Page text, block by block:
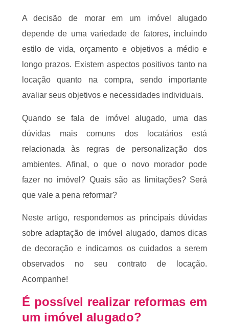
A decisão de morar em um imóvel alugado
depende de uma variedade de fatores, incluindo
estilo de vida, orçamento e objetivos a médio e
longo prazos. Existem aspectos positivos tanto na
locação quanto na compra, sendo importante
avaliar seus objetivos e necessidades individuais.
Quando se fala de imóvel alugado, uma das
dúvidas mais comuns dos locatários está
relacionada às regras de personalização dos
ambientes. Afinal, o que o novo morador pode
fazer no imóvel? Quais são as limitações? Será
que vale a pena reformar?
Neste artigo, respondemos as principais dúvidas
sobre adaptação de imóvel alugado, damos dicas
de decoração e indicamos os cuidados a serem
observados no seu contrato de locação.
Acompanhe!
É possível realizar reformas em
um imóvel alugado?